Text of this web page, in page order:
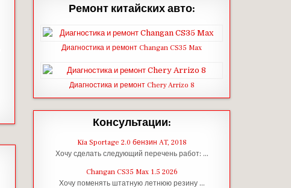
Ремонт китайских авто:
Диагностика и ремонт Changan CS35 Max
Диагностика и ремонт Chery Arrizo 8
Консультации:
Kia Sportage 2.0 бензин AT, 2018
Хочу сделать следующий перечень работ: …
Changan CS35 Max 1.5 2026
Хочу поменять штатную летнюю резину …